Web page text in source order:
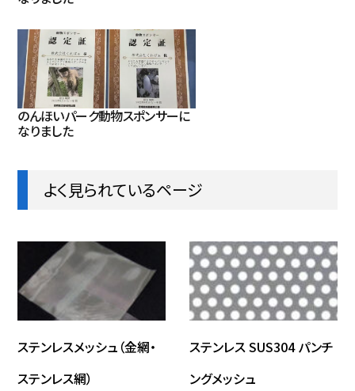
のんほいパーク動物スポンサーに
なりました
よく見られているページ
ステンレスメッシュ（金網・
ステンレス網）
ステンレス SUS304 パンチ
ングメッシュ